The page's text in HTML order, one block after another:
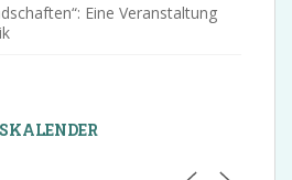
Eine Veranstaltung